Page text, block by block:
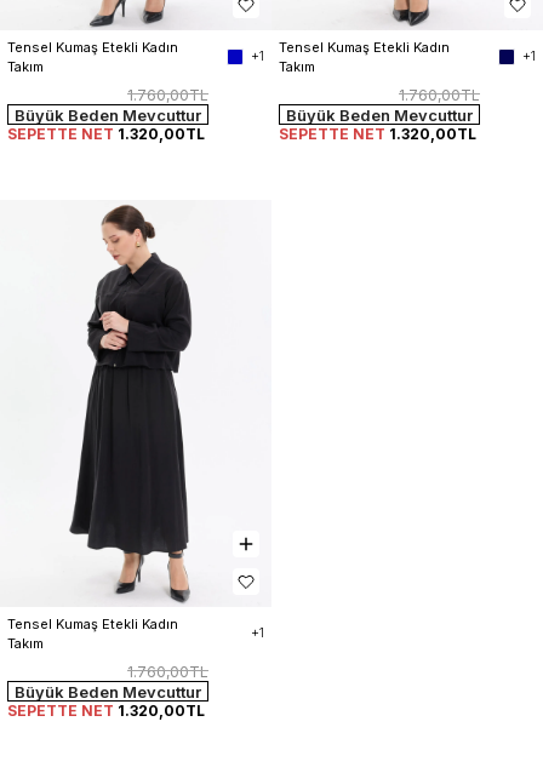
Tensel Kumaş Etekli Kadın
Takım
+1
1.760,00TL
Büyük Beden Mevcuttur
SEPETTE NET 1.320,00TL
Tensel Kumaş Etekli Kadın
Takım
+1
1.760,00TL
Büyük Beden Mevcuttur
SEPETTE NET 1.320,00TL
Tensel Kumaş Etekli Kadın
Takım
+1
1.760,00TL
Büyük Beden Mevcuttur
SEPETTE NET 1.320,00TL